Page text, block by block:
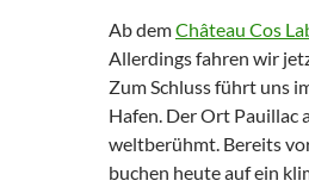
Ab demChâteau Cos
Allerdings fahren wir
Zum Schluss führt uns
Hafen. Der Ort Pauillac
weltberühmt. Bereits
buchen heute auf ein